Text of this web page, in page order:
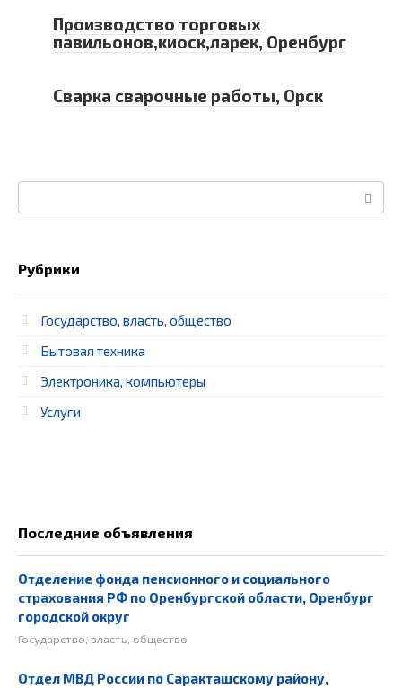
Производство торговых
павильонов,киоск,ларек, Оренбург
Сварка сварочные работы, Орск
Рубрики
Государство, власть, общество
Бытовая техника
Электроника, компьютеры
Услуги
Последние объявления
Отделение фонда пенсионного и социального
страхования РФ по Оренбургской области, Оренбург
городской округ
Государство, власть, общество
Отдел МВД России по Саракташскому району,